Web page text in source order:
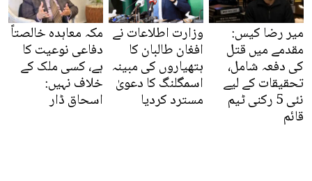
میر رضا کیس:
مقدمے میں قتل
کی دفعہ شامل،
تحقیقات کے لیے
نئی 5 رکنی ٹیم
قائم
وزارت اطلاعات نے
افغان طالبان کا
ہتھیاروں کی مبینہ
اسمگلنگ کا دعویٰ
مسترد کردیا
مکہ معاہدہ خالصتاً
دفاعی نوعیت کا
ہے، کسی ملک کے
خلاف نہیں:
اسحاق ڈار